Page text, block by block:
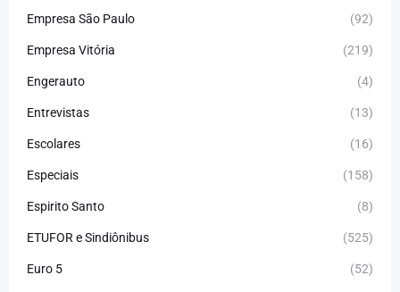
Empresa São Paulo (92)
Empresa Vitória (219)
Engerauto (4)
Entrevistas (13)
Escolares (16)
Especiais (158)
Espirito Santo (8)
ETUFOR e Sindiônibus (525)
Euro 5 (52)